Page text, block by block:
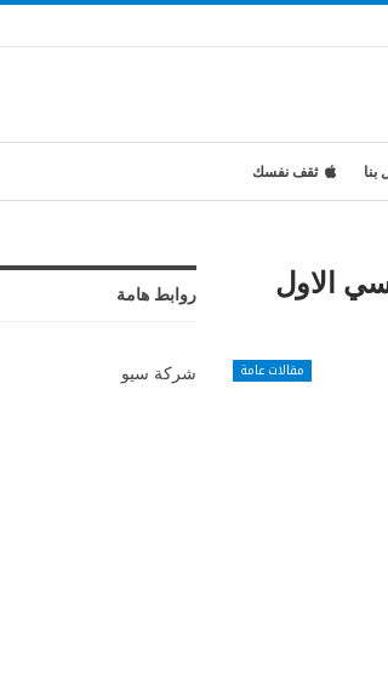
بنا ثقف نفسك
الاول
مقالات عامة
روابط هامة
شركة سيو